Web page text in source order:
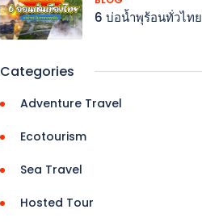
6 บ่อน้ำพุร้อนทั่วไทย
Categories
Adventure Travel
Ecotourism
Sea Travel
Hosted Tour